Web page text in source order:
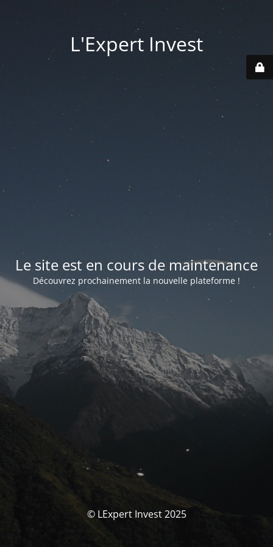
L'Expert Invest
Le site est en cours de maintenance
Découvrez prochainement la nouvelle plateforme !
© LExpert Invest 2025